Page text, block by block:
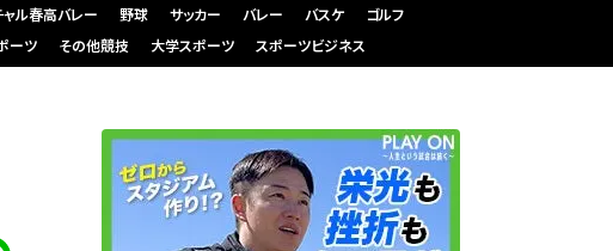
ャル春高バレー 野球 サッカー バレー バスケ
ゴルフ
ーツ その他競技 大学スポーツ スポーツビジネス